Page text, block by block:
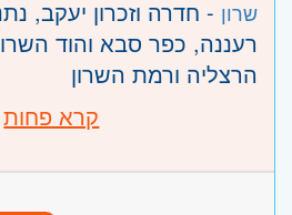
שרון - חדרה וזכרון יעקב,
רעננה, כפר סבא והוד
הרצליה ורמת השרון
קרא פחות